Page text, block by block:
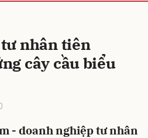
nhân tiên
cây cầu biểu
- doanh nghiệp tư nhân
Hủy